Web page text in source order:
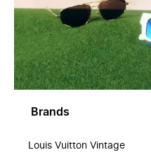
Brands
Louis Vuitton Vintage